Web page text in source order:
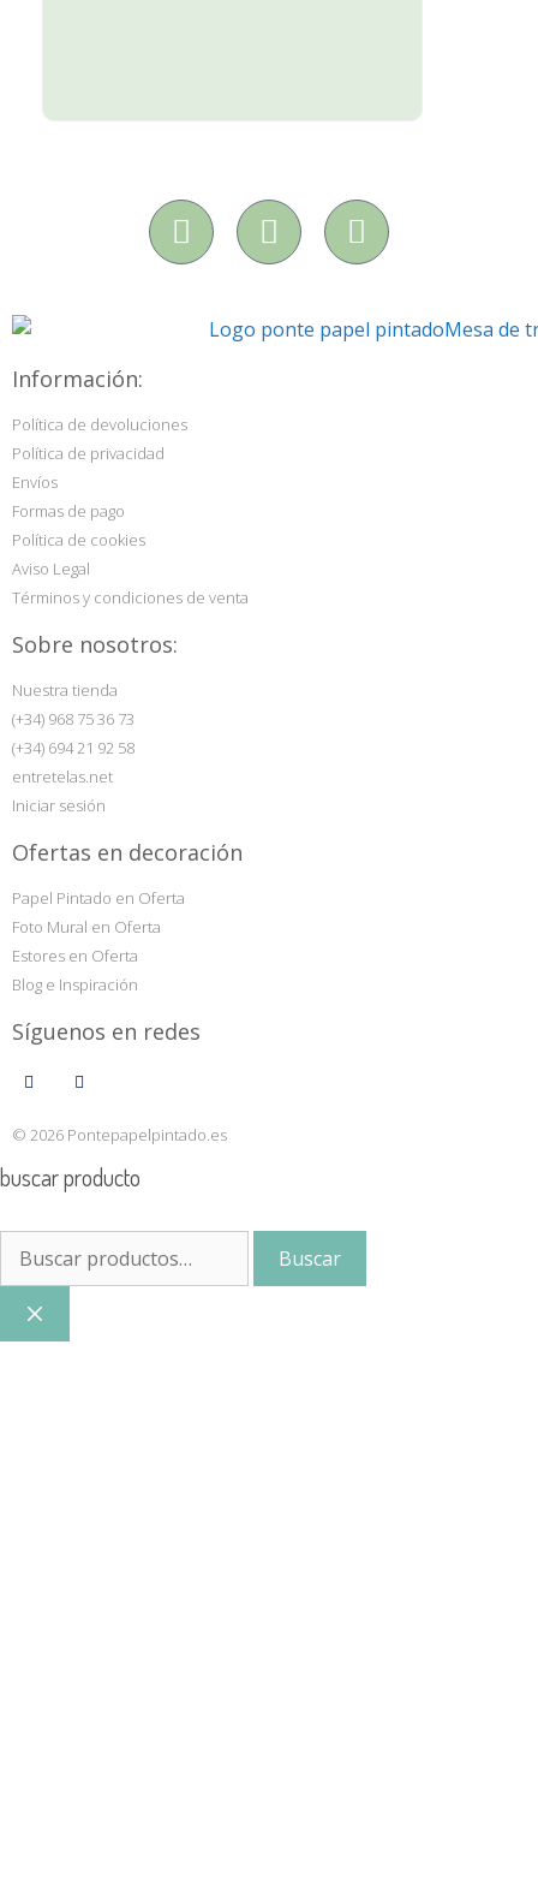
Información:
Política de devoluciones
Política de privacidad
Envíos
Formas de pago
Política de cookies
Aviso Legal
Términos y condiciones de venta
Sobre nosotros:
Nuestra tienda
(+34) 968 75 36 73
(+34) 694 21 92 58
entretelas.net
Iniciar sesión
Ofertas en decoración
Papel Pintado en Oferta
Foto Mural en Oferta
Estores en Oferta
Blog e Inspiración
Síguenos en redes
© 2026 Pontepapelpintado.es
buscar producto
Buscar